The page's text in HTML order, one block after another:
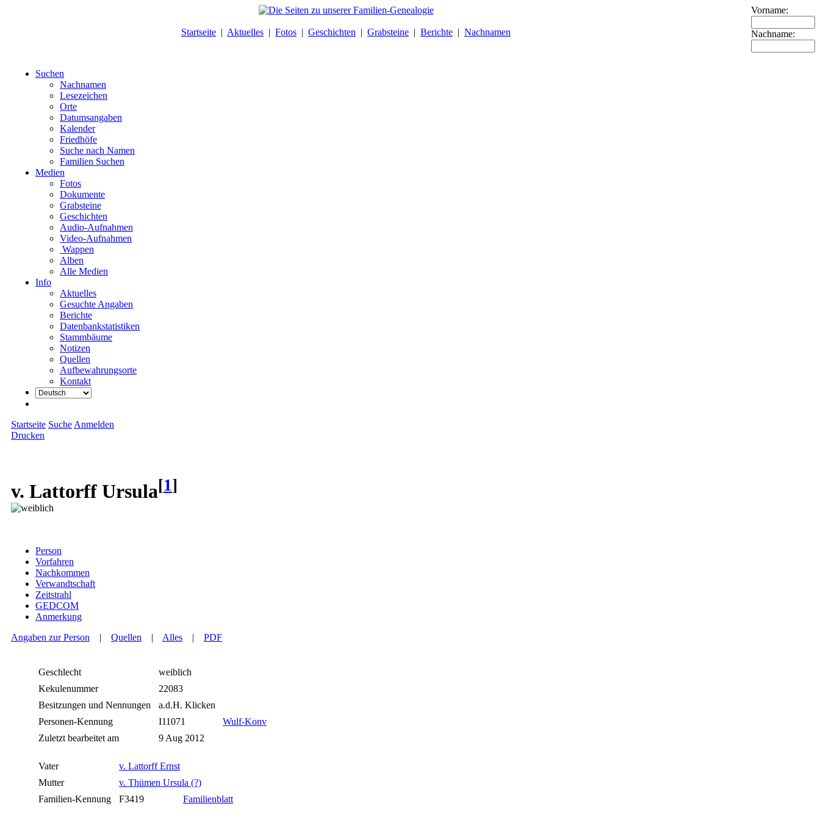
Startseite | Aktuelles | Fotos | Geschichten | Grabsteine | Berichte | Nachnamen
Vorname:
Nachname:
Suchen
Nachnamen
Lesezeichen
Orte
Datumsangaben
Kalender
Friedhöfe
Suche nach Namen
Familien Suchen
Medien
Fotos
Dokumente
Grabsteine
Geschichten
Audio-Aufnahmen
Video-Aufnahmen
Wappen
Alben
Alle Medien
Info
Aktuelles
Gesuchte Angaben
Berichte
Datenbankstatistiken
Stammbäume
Notizen
Quellen
Aufbewahrungsorte
Kontakt
Startseite Suche Anmelden
Drucken
v. Lattorff Ursula[1]
Person
Vorfahren
Nachkommen
Verwandtschaft
Zeitstrahl
GEDCOM
Anmerkung
Angaben zur Person | Quellen | Alles | PDF
Geschlecht
weiblich
Kekulenummer
22083
Besitzungen und Nennungen
a.d.H. Klicken
Personen-Kennung
I11071
Wulf-Konv
Zuletzt bearbeitet am
9 Aug 2012
Vater
v. Lattorff Ernst
Mutter
v. Thümen Ursula (?)
Familien-Kennung
F3419 Familienblatt